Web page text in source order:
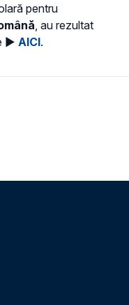
pentru
, au rezultat
► AICI.